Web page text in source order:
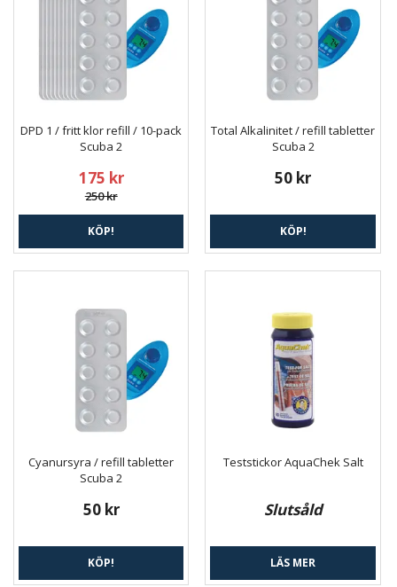
DPD 1 / fritt klor refill / 10-pack
Scuba 2
175 kr
250 kr
KÖP!
Total Alkalinitet / refill tabletter
Scuba 2
50 kr
KÖP!
Cyanursyra / refill tabletter
Scuba 2
50 kr
KÖP!
Teststickor AquaChek Salt
Slutsåld
LÄS MER